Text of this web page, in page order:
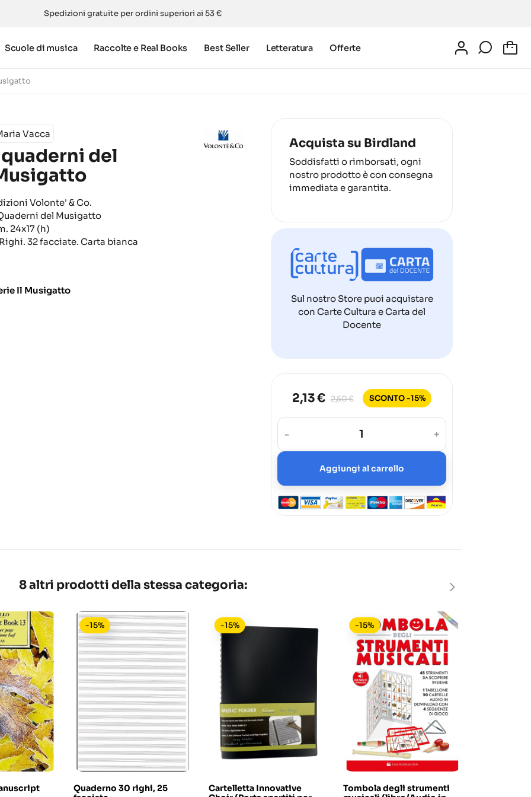
Spedizioni gratuite per ordini superiori ai 53 €
Scuole di musica Raccolte e Real Books Best Seller Letteratura Offerte
Vacca
del
Volonte' & Co.
del Musigatto
24x17 (h)
32 facciate. Carta bianca
Il Musigatto
Acquista su Birdland
Soddisfatti o rimborsati, ogni
nostro prodotto è con consegna
immediata e garantita.
Sul nostro Store puoi acquistare
con Carte Cultura e Carta del
Docente
2,13 € 2,50 € SCONTO -15%
- +
Aggiungi al carrello
8 altri prodotti della stessa categoria:
Quaderno 30 righi, 25
-15%
Cartelletta Innovative
-15%
Tombola degli strumenti
-15%